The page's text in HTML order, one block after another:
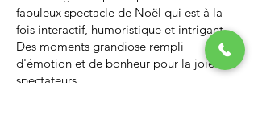
fabuleux spectacle de Noël qui est à la
fois interactif, humoristique et intrigant.
Des moments grandiose rempli
d'émotion et de bonheur pour la joie des
spectateurs.